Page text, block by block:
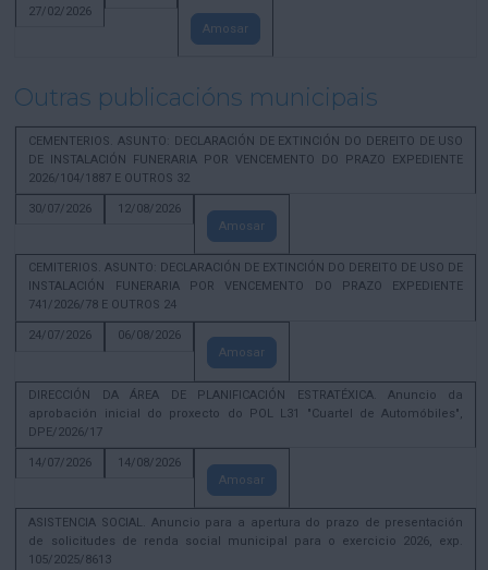
27/02/2026
Amosar
Outras publicacións municipais
CEMENTERIOS. ASUNTO: DECLARACIÓN DE EXTINCIÓN DO DEREITO DE USO
DE INSTALACIÓN FUNERARIA POR VENCEMENTO DO PRAZO EXPEDIENTE
2026/104/1887 E OUTROS 32
30/07/2026
12/08/2026
Amosar
CEMITERIOS. ASUNTO: DECLARACIÓN DE EXTINCIÓN DO DEREITO DE USO DE
INSTALACIÓN FUNERARIA POR VENCEMENTO DO PRAZO EXPEDIENTE
741/2026/78 E OUTROS 24
24/07/2026
06/08/2026
Amosar
DIRECCIÓN DA ÁREA DE PLANIFICACIÓN ESTRATÉXICA. Anuncio da
aprobación inicial do proxecto do POL L31 "Cuartel de Automóbiles",
DPE/2026/17
14/07/2026
14/08/2026
Amosar
ASISTENCIA SOCIAL. Anuncio para a apertura do prazo de presentación
de solicitudes de renda social municipal para o exercicio 2026, exp.
105/2025/8613